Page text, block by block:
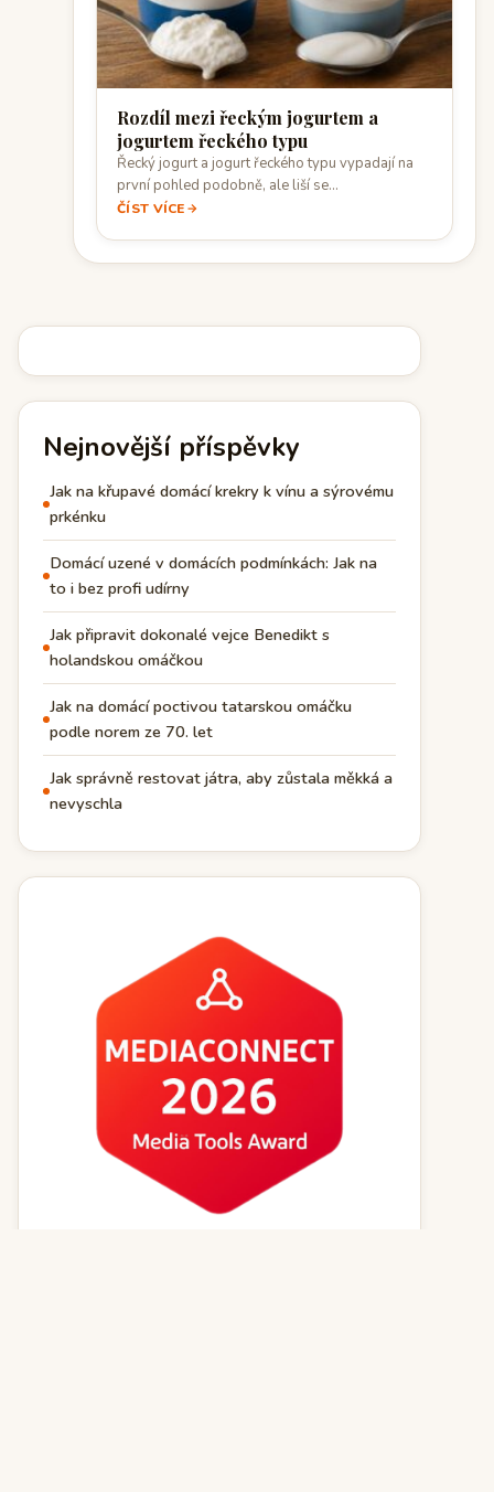
Rozdíl mezi řeckým jogurtem a
jogurtem řeckého typu
Řecký jogurt a jogurt řeckého typu vypadají na
první pohled podobně, ale liší se…
ČÍST VÍCE
Nejnovější příspěvky
Jak na křupavé domácí krekry k vínu a sýrovému
prkénku
Domácí uzené v domácích podmínkách: Jak na
to i bez profi udírny
Jak připravit dokonalé vejce Benedikt s
holandskou omáčkou
Jak na domácí poctivou tatarskou omáčku
podle norem ze 70. let
Jak správně restovat játra, aby zůstala měkká a
nevyschla